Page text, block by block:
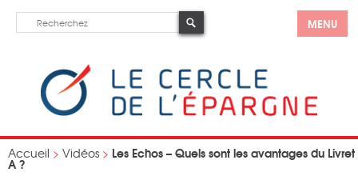
MENU
Accueil > Vidéos > Les Echos – Quels sont les avantages du Livret
A ?